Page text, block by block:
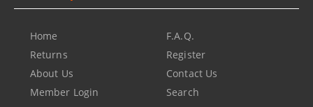
Home
Returns
About Us
Member Login
F.A.Q.
Register
Contact Us
Search